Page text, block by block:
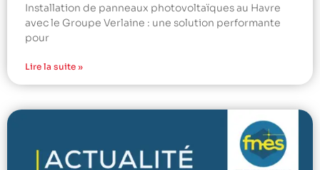
Installation de panneaux photovoltaïques au Havre
avec le Groupe Verlaine : une solution performante
pour
Lire la suite »